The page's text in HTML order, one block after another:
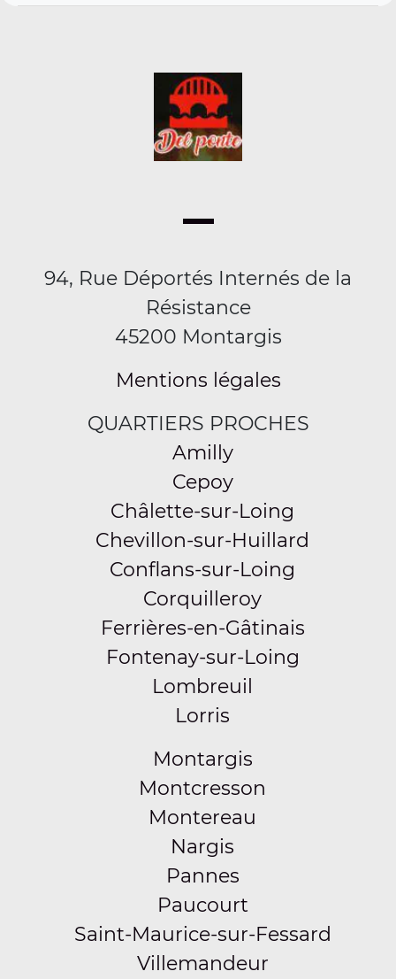
94, Rue Déportés Internés de la
Résistance
45200 Montargis
Mentions légales
QUARTIERS PROCHES
Amilly
Cepoy
Châlette-sur-Loing
Chevillon-sur-Huillard
Conflans-sur-Loing
Corquilleroy
Ferrières-en-Gâtinais
Fontenay-sur-Loing
Lombreuil
Lorris
Montargis
Montcresson
Montereau
Nargis
Pannes
Paucourt
Saint-Maurice-sur-Fessard
Villemandeur